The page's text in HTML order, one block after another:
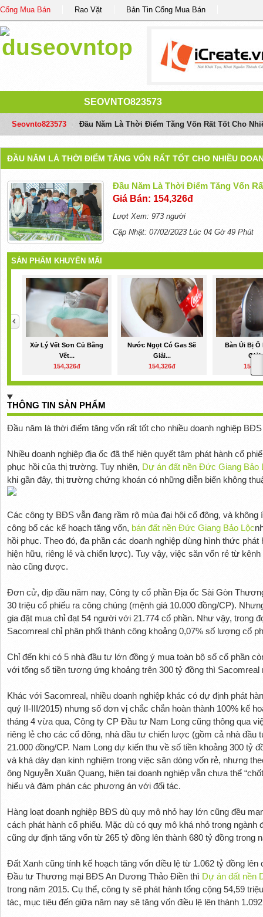
Cổng Mua Bán Rao Vặt Bản Tin Cổng Mua Bán
SEOVNTO823573
Seovnto823573 Đầu Năm Là Thời Điểm Tăng Vốn Rất Tốt Cho
ĐẦU NĂM LÀ THỜI ĐIỂM TĂNG VỐN RẤT TỐT CHO NHIỀU
Đầu Năm Là Thời Điểm Tăng Vốn
Giá Bán: 154,326đ
Lượt Xem: 973 người
Cập Nhật: 07/02/2023 Lúc 04 Gờ 49 Phút
SẢN PHẨM KHUYẾN MÃI
Xử Lý Vết Sơn Củ Bằng
Vết...
154,326đ
Nước Ngọt Có Gas Sẽ
Giải...
154,326đ
Bàn Ủi Bị Ố
THÔNG TIN SẢN PHẨM
Đầu năm là thời điểm tăng vốn rất tốt cho nhiều doanh nghiệp BĐS
Nhiều doanh nghiệp địa ốc đã thể hiện quyết tâm phát hành cổ
phục hồi của thị trường. Tuy nhiên, Dự án đất nền Đức Giang Bảo
khi gần đây, thị trường chứng khoán có những diễn biến không
Các công ty BĐS vẫn đang rầm rộ mùa đại hội cổ đông, và không
công bố các kế hoạch tăng vốn, bán đất nền Đức Giang Bảo Lộc
hồi phục. Theo đó, đa phần các doanh nghiệp dùng hình thức
hiện hữu, riêng lẻ và chiến lược). Tuy vậy, việc săn vốn rẻ từ
nào cũng được.
Đơn cử, dịp đầu năm nay, Công ty cổ phần Địa ốc Sài Gòn
30 triệu cổ phiếu ra công chúng (mệnh giá 10.000 đồng/CP).
gia đặt mua chỉ đạt 54 người với 21.774 cổ phần. Như vậy, trong
Sacomreal chỉ phân phối thành công khoảng 0,07% số lượng cổ
Chỉ đến khi có 5 nhà đầu tư lớn đồng ý mua toàn bộ số cổ phần
với tổng số tiền tương ứng khoảng trên 300 tỷ đồng thì
Khác với Sacomreal, nhiều doanh nghiệp khác có dự định phát
quý II-III/2015) nhưng số đơn vị chắc chắn hoàn thành 100% kế
tháng 4 vừa qua, Công ty CP Đầu tư Nam Long cũng thông qua
riêng lẻ cho các cổ đông, nhà đầu tư chiến lược (gồm cả nhà đầu
21.000 đồng/CP. Nam Long dự kiến thu về số tiền khoảng 300 tỷ
và khá dày dạn kinh nghiệm trong việc săn dòng vốn rẻ, nhưng
ông Nguyễn Xuân Quang, hiện tại doanh nghiệp vẫn chưa thể
hiểu và đàm phán các phương án với đối tác.
Hàng loạt doanh nghiệp BĐS dù quy mô nhỏ hay lớn cũng đều
cách phát hành cổ phiếu. Mặc dù có quy mô khá nhỏ trong ngành
cũng dự định tăng vốn từ 265 tỷ đồng lên thành 680 tỷ đồng trong
Đất Xanh cũng tính kế hoạch tăng vốn điều lệ từ 1.062 tỷ đồng
Đầu tư Thương mại BĐS An Dương Thảo Điền thì Dự án đất nền
trong năm 2015. Cụ thể, công ty sẽ phát hành tổng cộng 54,59
tác, mục tiêu đến giữa năm nay sẽ tăng vốn điều lệ lên thành